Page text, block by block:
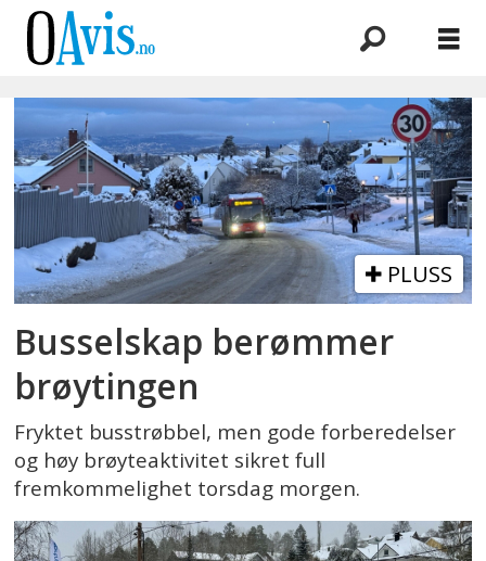
Emne:
connect
bus
PLUSS
Busselskap berømmer
brøytingen
Fryktet busstrøbbel, men gode forberedelser
og høy brøyteaktivitet sikret full
fremkommelighet torsdag morgen.